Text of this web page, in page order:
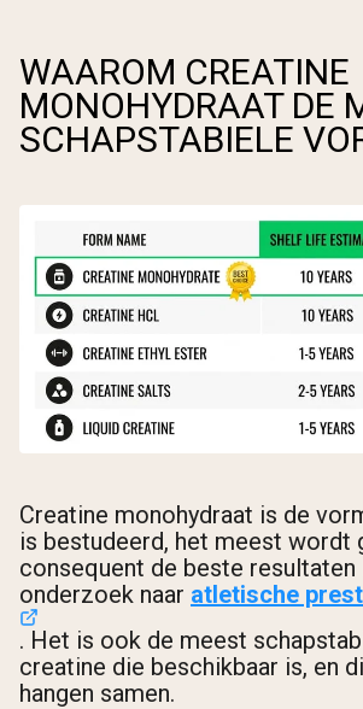
WAAROM CREATINE
MONOHYDRAAT DE
SCHAPSTABIELE
Creatine monohydraat is de
is bestudeerd, het meest wordt
consequent de beste resultaten
onderzoek naar atletische
. Het is ook de meest
creatine die beschikbaar is, en
hangen samen.